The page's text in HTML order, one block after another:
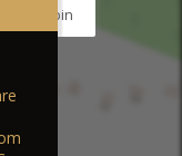
Alt Ruppin